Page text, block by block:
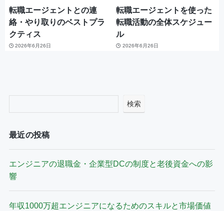
転職エージェントとの連
絡・やり取りのベストプラ
クティス
2026年6月26日
転職エージェントを使った
転職活動の全体スケジュー
ル
2026年6月26日
検索
最近の投稿
エンジニアの退職金・企業型DCの制度と老後資金への影
響
年収1000万超エンジニアになるためのスキルと市場価値